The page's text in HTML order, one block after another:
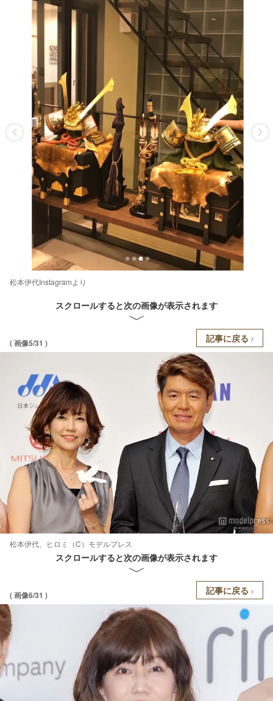
松本伊代Instagramより
スクロールすると次の画像が表示されます
( 画像5/31 ) 記事に戻る
松本伊代、ヒロミ（C）モデルプレス
スクロールすると次の画像が表示されます
( 画像6/31 ) 記事に戻る